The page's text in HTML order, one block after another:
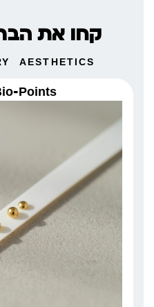
קחו את
AESTHETICS
Points